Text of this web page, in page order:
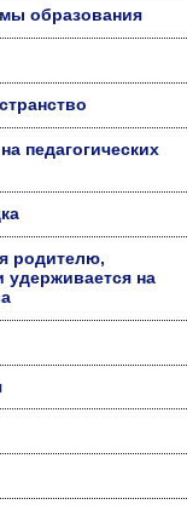
образования
педагогических
родителю,
удерживается на